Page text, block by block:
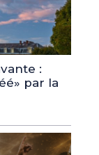
:
par la